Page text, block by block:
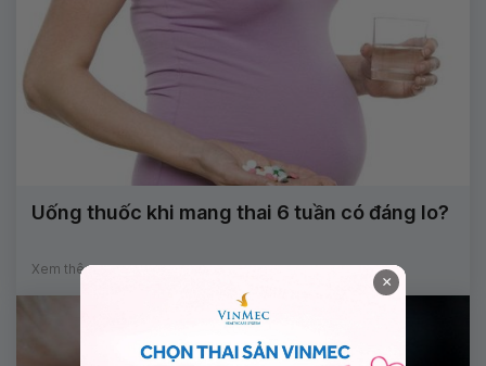
Uống thuốc khi mang thai 6 tuần có đáng lo?
Xem thêm
×